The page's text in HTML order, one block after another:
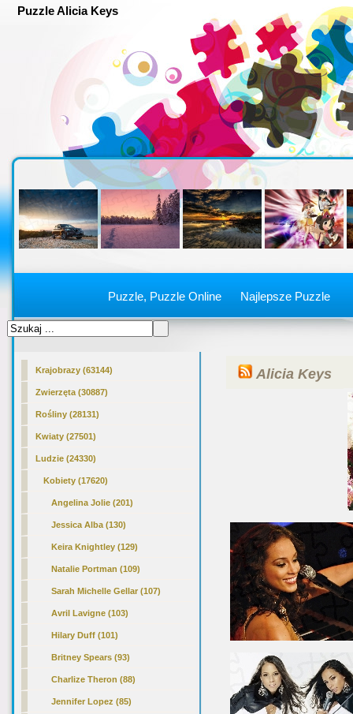
Puzzle Alicia Keys
Puzzle, Puzzle Online Najlepsze Puzzle
Krajobrazy (63144)
Zwierzęta (30887)
Rośliny (28131)
Kwiaty (27501)
Ludzie (24330)
Kobiety (17620)
Angelina Jolie (201)
Jessica Alba (130)
Keira Knightley (129)
Natalie Portman (109)
Sarah Michelle Gellar (107)
Avril Lavigne (103)
Hilary Duff (101)
Britney Spears (93)
Charlize Theron (88)
Jennifer Lopez (85)
Alicia Keys